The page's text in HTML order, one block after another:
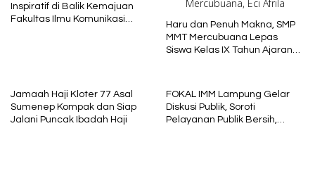
Inspiratif di Balik Kemajuan
Fakultas Ilmu Komunikasi
Haru dan Penuh Makna, SMP
MMT Mercubuana Lepas
Siswa Kelas IX Tahun Ajaran
Jamaah Haji Kloter 77 Asal
Sumenep Kompak dan Siap
Jalani Puncak Ibadah Haji
FOKAL IMM Lampung Gelar
Diskusi Publik, Soroti
Pelayanan Publik Bersih,